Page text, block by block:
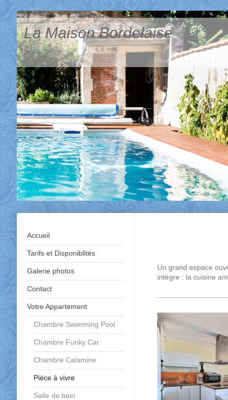
La Maison Bordelaise
Accueil
Tarifs et Disponiblités
Galerie photos
Contact
Votre Appartement
Chambre Swimming Pool
Chambre Funky Car
Chambre Calamine
Pièce à vivre
Salle de bain
Un grand espace
intègre : la cuisine